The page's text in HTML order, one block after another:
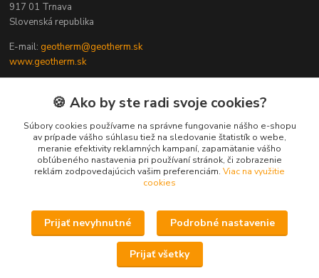
917 01 Trnava
Slovenská republika
E-mail: geotherm@geotherm.sk
www.geotherm.sk
Kontakty
Maroš
+421 908 888 088
(Po-Pia, 8-16 hod.)
Upravit sběr cookies.
🍪 Ako by ste radi svoje cookies?
Súbory cookies používame na správne fungovanie nášho e-shopu
av prípade vášho súhlasu tiež na sledovanie štatistík o webe,
meranie efektivity reklamných kampaní, zapamätanie vášho
obľúbeného nastavenia pri používaní stránok, či zobrazenie
reklám zodpovedajúcich vašim preferenciám. Viac na využitie
cookies
Prijať nevyhnutné Podrobné nastavenie
Prijať všetky